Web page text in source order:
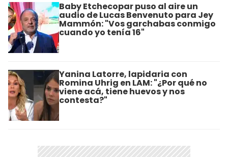
Baby Etchecopar puso al aire un
audio de Lucas Benvenuto para Jey
Mammón: "Vos garchabas conmigo
cuando yo tenía 16"
Yanina Latorre, lapidaria con
Romina Uhrig en LAM: "¿Por qué no
viene acá, tiene huevos y nos
contesta?"